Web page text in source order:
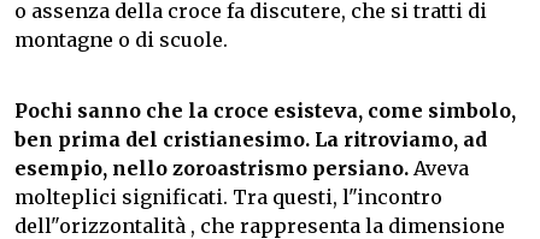
o assenza della croce fa discutere, che si tratti di
montagne o di scuole.
Pochi sanno che la croce esisteva, come simbolo,
ben prima del cristianesimo. La ritroviamo, ad
esempio, nello zoroastrismo persiano. Aveva
molteplici significati. Tra questi, l"incontro
dell"orizzontalità , che rappresenta la dimensione